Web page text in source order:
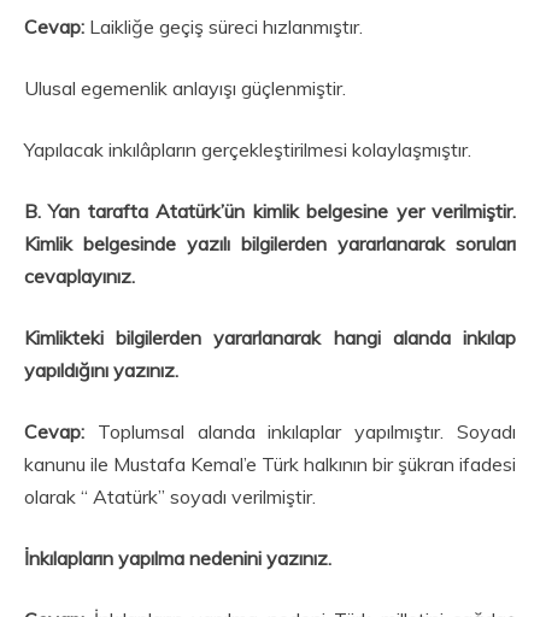
Cevap: Laikliğe geçiş süreci hızlanmıştır.
Ulusal egemenlik anlayışı güçlenmiştir.
Yapılacak inkılâpların gerçekleştirilmesi kolaylaşmıştır.
B. Yan tarafta Atatürk’ün kimlik belgesine yer verilmiştir.
Kimlik belgesinde yazılı bilgiler­den yararlanarak soruları
cevaplayınız.
Kimlikteki bilgilerden yararlanarak hangi alanda inkılap
yapıldığını yazınız.
Cevap: Toplumsal alanda inkılaplar yapılmıştır. Soyadı
kanunu ile Mustafa Kemal’e Türk halkının bir şükran ifadesi
olarak “ Atatürk” soyadı verilmiştir.
İnkılapların yapılma nedenini yazınız.